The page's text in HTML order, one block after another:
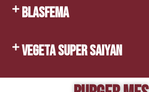
BLASFEMA
VEGETA SUPER SAIYAN